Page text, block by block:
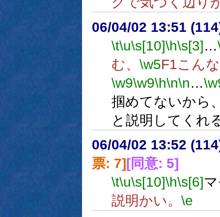
06/04/02 13:51
\t\u\s[10]\h\s[3]…
む、 \w5F1こん
\w9\w9\h\n\n…
掴めてないから
と説明してくれ
06/04/02 13:52
票: 7][同意: 5]
\t\u\s[10]\h\s[6]
説明かい。 \e